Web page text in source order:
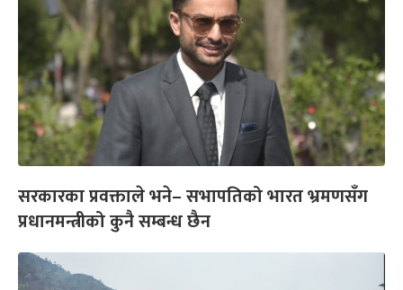
सरकारका प्रवक्ताले भने– सभापतिको भारत भ्रमणसँग
प्रधानमन्त्रीको कुनै सम्बन्ध छैन